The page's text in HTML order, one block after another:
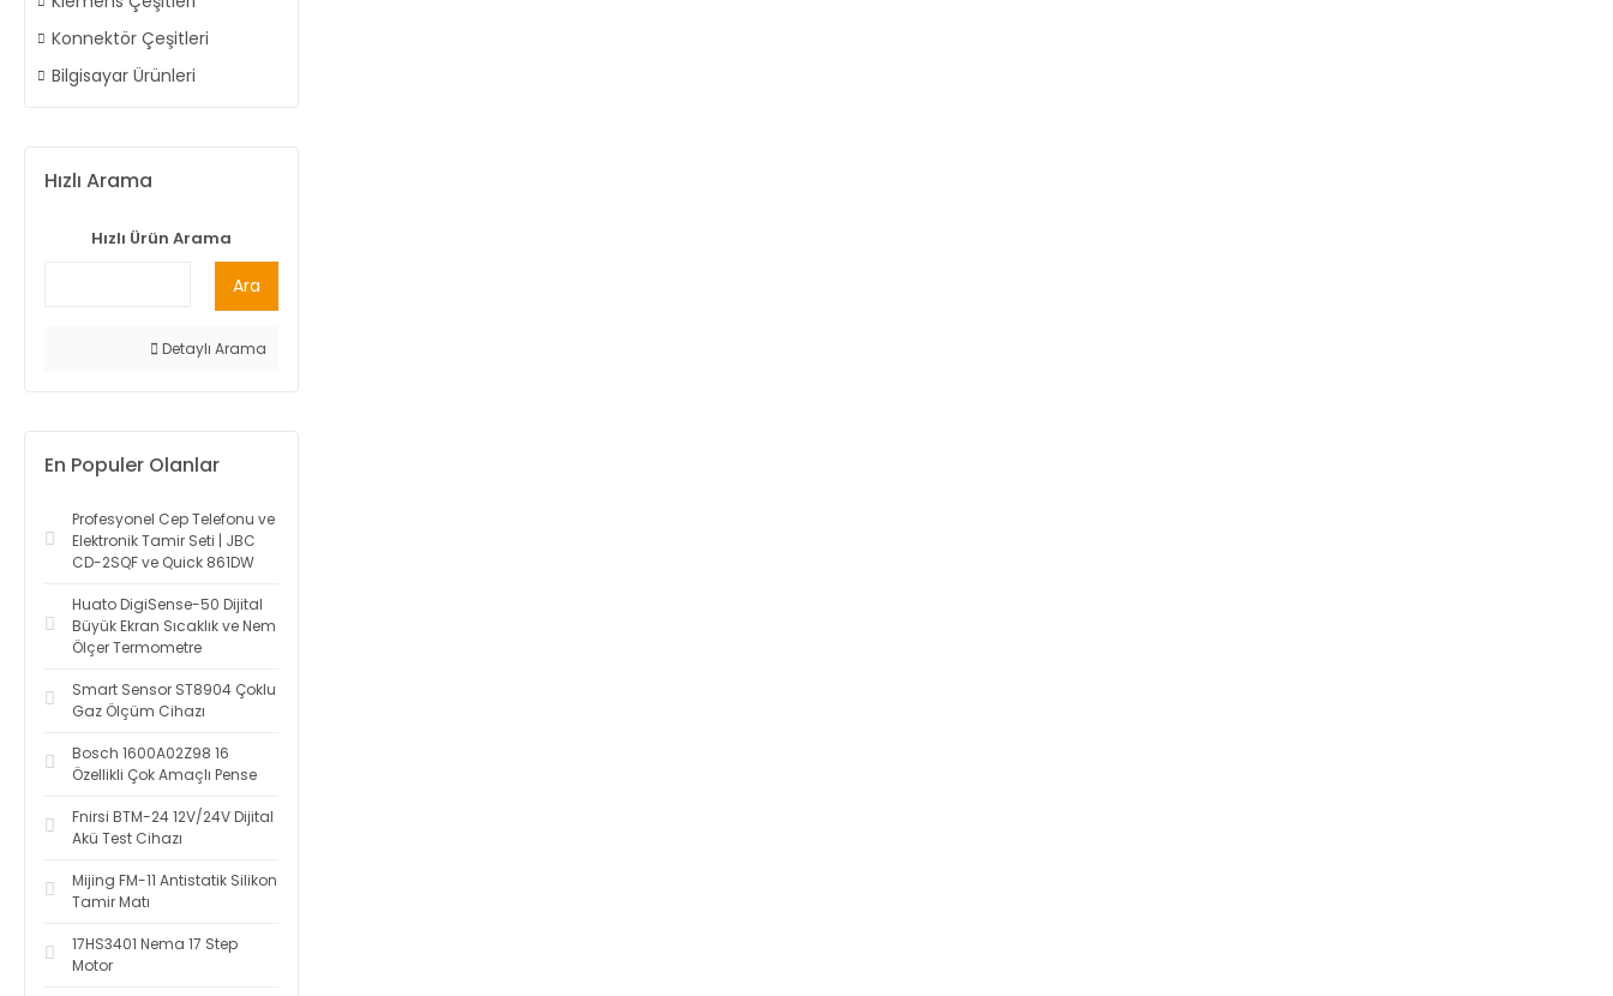
Konnektör Çeşitleri
Bilgisayar Ürünleri
Hızlı Arama
Hızlı Ürün Arama
Ara
Detaylı Arama
En Populer Olanlar
Profesyonel Cep Telefonu ve
Elektronik Tamir Seti | JBC
CD-2SQF ve Quick 861DW
Huato DigiSense-50 Dijital
Büyük Ekran Sıcaklık ve Nem
Ölçer Termometre
Smart Sensor ST8904 Çoklu
Gaz Ölçüm Cihazı
Bosch 1600A02Z98 16
Özellikli Çok Amaçlı Pense
Fnirsi BTM-24 12V/24V Dijital
Akü Test Cihazı
Mijing FM-11 Antistatik Silikon
Tamir Matı
17HS3401 Nema 17 Step
Motor